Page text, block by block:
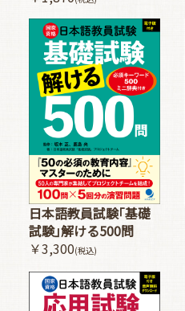
日本語教員試験｢基礎
試験｣解ける500問
￥3,300(税込)